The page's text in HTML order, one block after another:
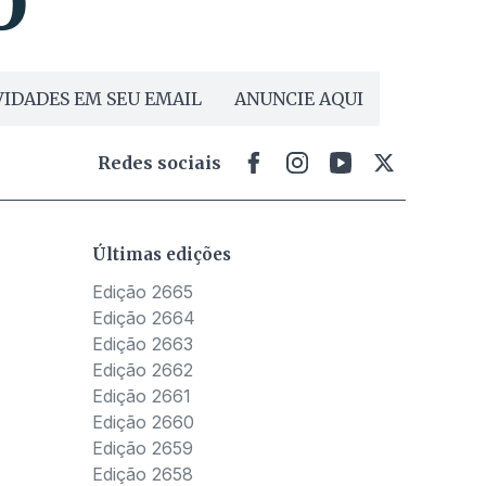
EM SEU EMAIL ANUNCIE AQUI
Redes sociais
Últimas edições
Edição 2665
Edição 2664
Edição 2663
Edição 2662
Edição 2661
Edição 2660
Edição 2659
Edição 2658